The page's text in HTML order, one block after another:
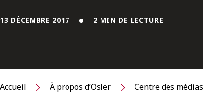
13 DÉCEMBRE 2017 2 MIN DE LECTURE
Accueil À propos d’Osler Centre des médias